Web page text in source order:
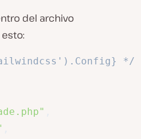
del archivo
*/